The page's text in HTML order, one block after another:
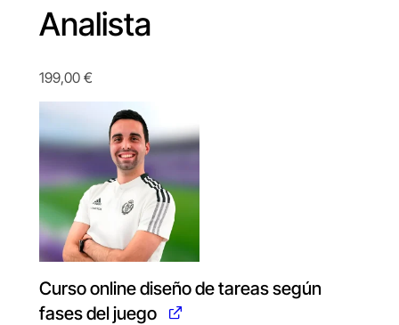
Analista
199,00 €
Curso online diseño de tareas según
fases del juego